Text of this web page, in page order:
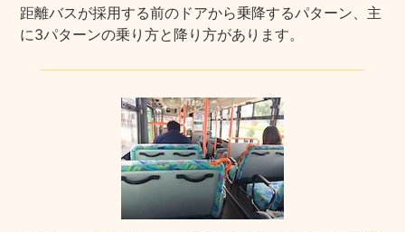
距離バスが採用する前のドアから乗降するパターン、主
に3パターンの乗り方と降り方があります。